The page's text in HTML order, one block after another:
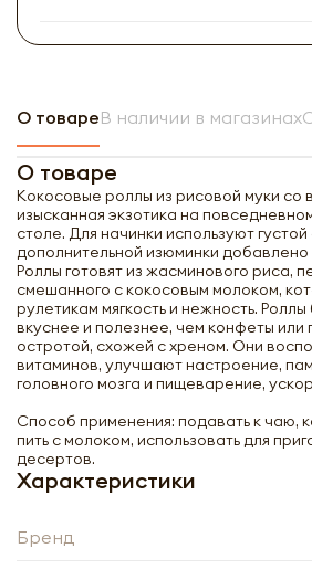
О товареВ наличии в магазинах
О товаре
Кокосовые роллы из рисовой муки со
изысканная экзотика на
столе. Для начинки используют густой
дополнительной изюминки добавлено
Роллы готовят из жасминового риса,
смешанного с кокосовым молоком,
рулетикам мягкость и нежность.
вкуснее и полезнее, чем конфеты или
остротой, схожей с хреном. Они
витаминов, улучшают настроение,
головного мозга и пищеварение,
Способ применения: подавать к чаю,
пить с молоком, использовать для
десертов.
Характеристики
Бренд